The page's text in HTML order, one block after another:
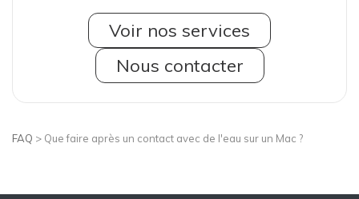
Voir nos services
Nous contacter
FAQ > Que faire après un contact avec de l'eau sur un Mac ?